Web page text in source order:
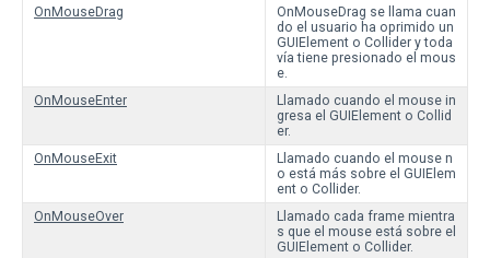
OnMouseDrag
OnMouseDrag se llama cuan
do el usuario ha oprimido un
GUIElement o Collider y toda
vía tiene presionado el mous
e.
OnMouseEnter
Llamado cuando el mouse in
gresa el GUIElement o Collid
er.
OnMouseExit
Llamado cuando el mouse n
o está más sobre el GUIElem
ent o Collider.
OnMouseOver
Llamado cada frame mientra
s que el mouse está sobre el
GUIElement o Collider.